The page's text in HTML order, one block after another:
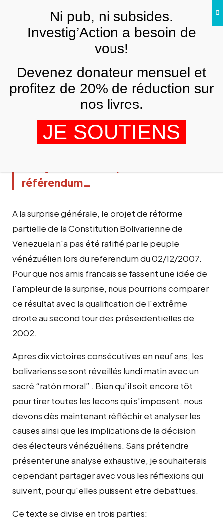
Apprendre de nos erreurs ou…
ARNAUD RUBI 8 DÉCEMBRE 2007
référendum…
A la surprise générale, le projet de réforme
partielle de la Constitution Bolivarienne de
Venezuela n'a pas été ratifié par le peuple
vénézuélien lors du referendum du 02/12/2007.
Pour que nos amis francais se fassent une idée de
l'ampleur de la surprise, nous pourrions comparer
ce résultat avec la qualification de l'extrême
droite au second tour des préseidentielles de
2002.
Apres dix victoires consécutives en neuf ans, les
bolivariens se sont réveillés lundi matin avec un
sacré “ratón moral” . Bien qu'il soit encore tôt
pour tirer toutes les lecons qui s'imposent, nous
devons dès maintenant réfléchir et analyser les
causes ainsi que les implications de la décision
des électeurs vénézuéliens. Sans prétendre
présenter une analyse exhaustive, je souhaiterais
cependant partager avec vous les réflexions qui
suivent, pour qu'elles puissent etre debattues.
Ce texte se divise en trois parties:
FRNi pub, ni subsides.
Investig’Action a besoin de
vous!
Devenez donateur mensuel et
profitez de 20% de réduction sur
nos livres.
JE SOUTIENS